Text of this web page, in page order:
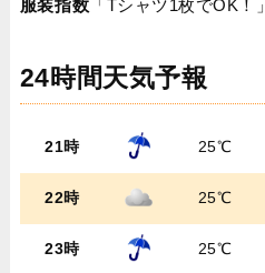
服装指数 「Tシャツ1枚でOK！」
24時間天気予報
21時 25℃
22時 25℃
23時 25℃